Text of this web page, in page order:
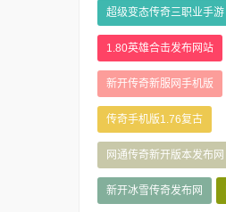
超级变态传奇三职业手游
1.80英雄合击发布网站
新开传奇新服网手机版
传奇手机版1.76复古
网通传奇新开版本发布网
新开冰雪传奇发布网